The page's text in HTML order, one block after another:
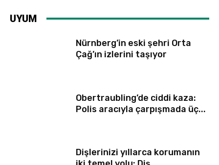
UYUM
Nürnberg’in eski şehri Orta
Çağ’ın izlerini taşıyor
Obertraubling’de ciddi kaza:
Polis aracıyla çarpışmada üç...
Dişlerinizi yıllarca korumanın